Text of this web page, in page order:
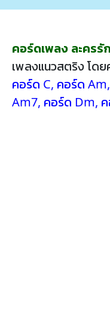
คอร์ดเพลง ละครรั
เพลงแนวสตริง โด
คอร์ด C, คอร์ด Am,
Am7, คอร์ด Dm,